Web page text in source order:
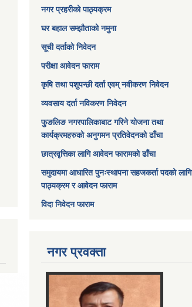
नगर प्रहरीको पाठ्यक्रम
घर बहाल सम्झौताको नमुना
सूची दर्ताको निवेदन
परीक्षा आवेदन फाराम
कृषि तथा पशुपन्छी दर्ता एवम् नवीकरण निवेदन
व्यवसाय दर्ता नविकरण निवेदन
फुङलिङ नगरपालिकाबाट गरिने योजना तथा
कार्यक्रमहरुको अनुगमन प्रतिवेदनको ढाँचा
छात्रवृत्तिका लागि आवेदन फारामको ढाँचा
समुदायमा आधारित पुनःस्थापना सहजकर्ता पदको लागि
पाठ्यक्रम र आवेदन फाराम
विदा निवेदन फाराम
नगर प्रवक्ता